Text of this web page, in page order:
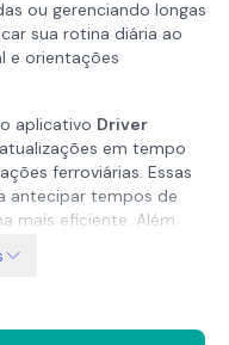
ou gerenciando longas
sua rotina diária ao
e orientações
aplicativo Driver
em tempo
ferroviárias. Essas
antecipar tempos de
mais eficiente. Além
você estiver dirigindo.
áreas com alta
as chances de pegar